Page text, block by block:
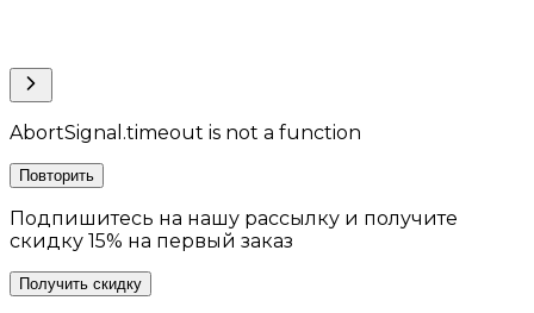
AbortSignal.timeout is not a function
Повторить
Подпишитесь на нашу рассылку и получите
скидку 15% на первый заказ
Получить скидку